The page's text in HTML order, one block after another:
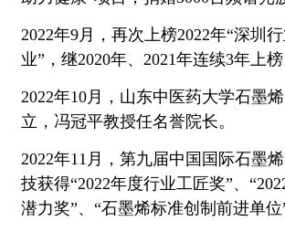
2022年9月，再次上榜2022年“深圳
业”，继2020年、2021年连续3年上榜
2022年10月，山东中医药大学石墨
立，冯冠平教授任名誉院长。
2022年11月，第九届中国国际石墨
技获得“2022年度行业工匠奖”、
潜力奖”、“石墨烯标准创制前进单位